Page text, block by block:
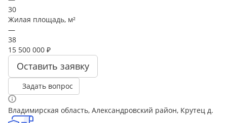
30
Жилая площадь, м²
—
38
15 500 000 ₽
Оставить заявку
Задать вопрос
Владимирская область, Александровский район, Крутец д.